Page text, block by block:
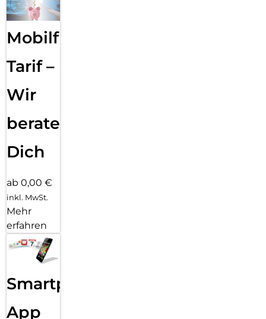
rückstandsfrei entfernbar
Erleben Sie kompromisslosen Schutz und höchste
Alltagstauglichkeit – mit der innovativen Schutzlösung von
DISPLEX.
Mobilfunk
Tarif –
Wir
beraten
Dich
ab 0,00 €
inkl. MwSt.
Mehr
erfahren
Smartphone
App